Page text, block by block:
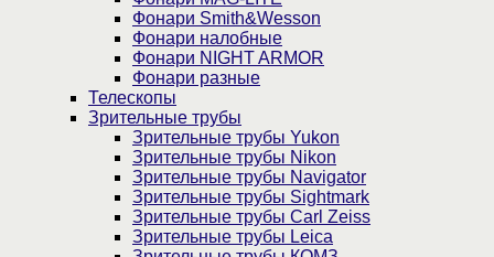
Фонари Smith&Wesson
Фонари налобные
Фонари NIGHT ARMOR
Фонари разные
Телескопы
Зрительные трубы
Зрительные трубы Yukon
Зрительные трубы Nikon
Зрительные трубы Navigator
Зрительные трубы Sightmark
Зрительные трубы Carl Zeiss
Зрительные трубы Leica